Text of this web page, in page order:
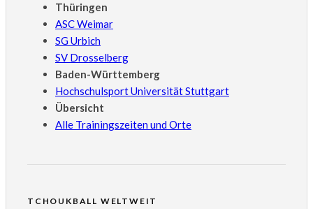
Thüringen
ASC Weimar
SG Urbich
SV Drosselberg
Baden-Württemberg
Hochschulsport Universität Stuttgart
Übersicht
Alle Trainingszeiten und Orte
TCHOUKBALL WELTWEIT